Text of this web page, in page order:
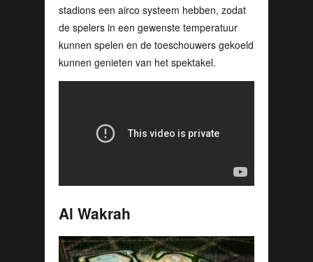
stadions een airco systeem hebben, zodat
de spelers in een gewenste temperatuur
kunnen spelen en de toeschouwers gekoeld
kunnen genieten van het spektakel.
Al Wakrah